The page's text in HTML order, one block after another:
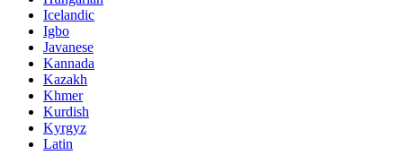
Icelandic
Igbo
Javanese
Kannada
Kazakh
Khmer
Kurdish
Kyrgyz
Latin